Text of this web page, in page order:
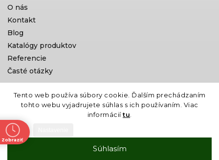
Tento web používa súbory cookie. Ďalším prechádzaním
tohto webu vyjadrujete súhlas s ich používaním. Viac
informáciítu
Súhlasím
O nás
Kontakt
Blog
Katalógy produktov
Referencie
Časté otázky
Doprava a platby
Zobraziť